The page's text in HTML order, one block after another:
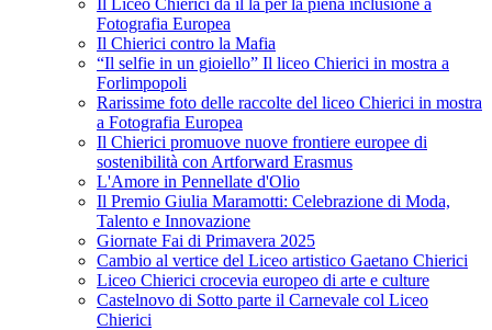
Il Liceo Chierici dà il la per la piena inclusione a
Fotografia Europea
Il Chierici contro la Mafia
“Il selfie in un gioiello” Il liceo Chierici in mostra a
Forlimpopoli
Rarissime foto delle raccolte del liceo Chierici in mostra
a Fotografia Europea
Il Chierici promuove nuove frontiere europee di
sostenibilità con Artforward Erasmus
L'Amore in Pennellate d'Olio
Il Premio Giulia Maramotti: Celebrazione di Moda,
Talento e Innovazione
Giornate Fai di Primavera 2025
Cambio al vertice del Liceo artistico Gaetano Chierici
Liceo Chierici crocevia europeo di arte e culture
Castelnovo di Sotto parte il Carnevale col Liceo
Chierici